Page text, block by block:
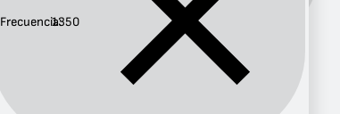
Provincia
Frecuencia:1350